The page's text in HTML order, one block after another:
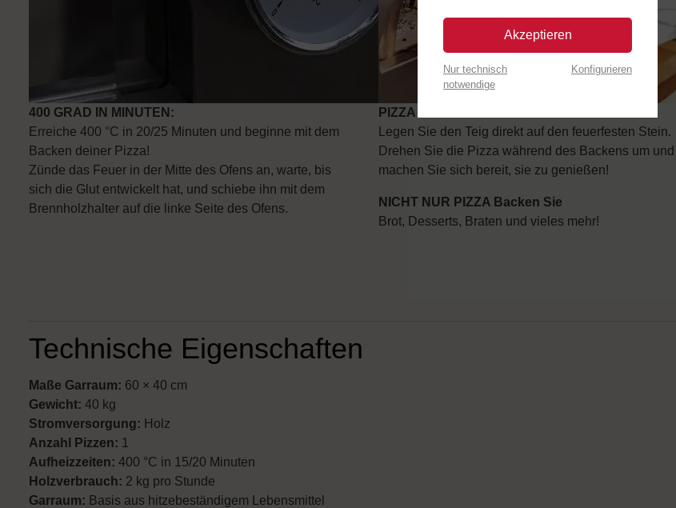
400 GRAD IN MINUTEN:
Erreiche 400 °C in 20/25 Minuten und beginne mit dem
Backen deiner Pizza!
Zünde das Feuer in der Mitte des Ofens an, warte, bis
sich die Glut entwickelt hat, und schiebe ihn mit dem
Brennholzhalter auf die linke Seite des Ofens.
PIZZA IN 2 MINUTEN BACKEN
Legen Sie den Teig direkt auf den feuerfesten Stein.
Drehen Sie die Pizza während des Backens um und
machen Sie sich bereit, sie zu genießen!
NICHT NUR PIZZA Backen Sie
Brot, Desserts, Braten und vieles mehr!
Technische Eigenschaften
Maße Garraum: 60 × 40 cm
Gewicht: 40 kg
Stromversorgung: Holz
Anzahl Pizzen: 1
Aufheizzeiten: 400 °C in 15/20 Minuten
H olzverbrauch: 2 kg pro Stunde
Garraum: Basis aus hitzebeständigem Lebensmittel
Akzeptieren
Nur technisch
notwendige
Konfigurieren